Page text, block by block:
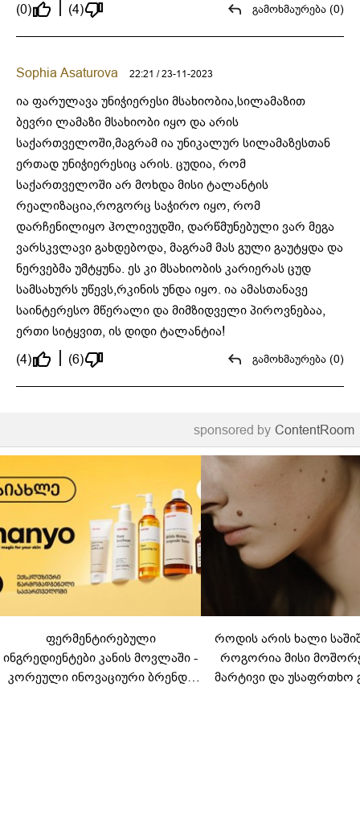
(0)
(4) გამოხმაურება (0)
Sophia Asaturova 22:21 / 23-11-2023
ია ფარულავა უნიჭიერესი მსახიობია,სილამაზით
ბევრი ლამაზი მსახიობი იყო და არის
საქართველოში,მაგრამ ია უნიკალურ სილამაზესთან
ერთად უნიჭიერესიც არის. ცუდია, რომ
საქართველოში არ მოხდა მისი ტალანტის
რეალიზაცია,როგორც საჭირო იყო, რომ
დარჩენილიყო ჰოლივუდში, დარწმუნებული ვარ მეგა
ვარსკვლავი გახდებოდა, მაგრამ მას გული გაუტყდა და
ნერვებმა უმტყუნა. ეს კი მსახიობის კარიერას ცუდ
სამსახურს უწევს,რკინის უნდა იყო. ია ამასთანავე
საინტერესო მწერალი და მიმზიდველი პიროვნებაა,
ერთი სიტყვით, ის დიდი ტალანტია!
(4)
(6) გამოხმაურება (0)
sponsored by ContentRoom
ფერმენტირებული
ინგრედიენტები კანის მოვლაში -
კორეული ინოვაციური ბრენდი
როდის არის ხალი
როგორია მისი
მარტივი და უსაფრთხო